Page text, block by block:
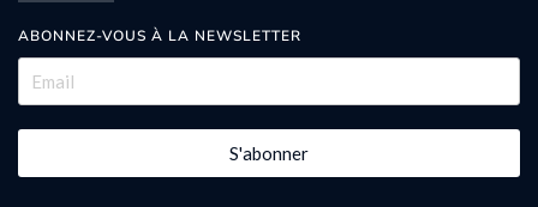
ABONNEZ-VOUS À LA NEWSLETTER
S'abonner